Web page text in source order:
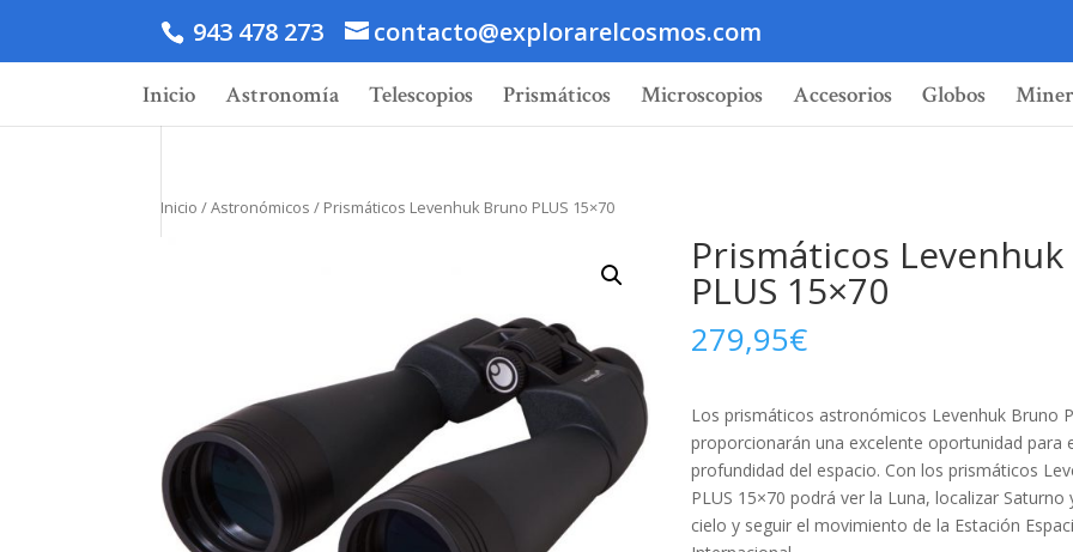
943 478 273 contacto@explorarelcosmos.com
Inicio Astronomía Telescopios Prismáticos Microscopios Accesorios Globos
Inicio /Astronómicos / Prismáticos Levenhuk Bruno PLUS 15×70
Prismáticos
PLUS 15×70
279,95€
Los prismáticos astronómicos Levenhuk Bruno
proporcionarán una excelente oportunidad para
profundidad del espacio. Con los prismáticos
PLUS 15×70 podrá ver la Luna, localizar Saturno
cielo y seguir el movimiento de la Estación